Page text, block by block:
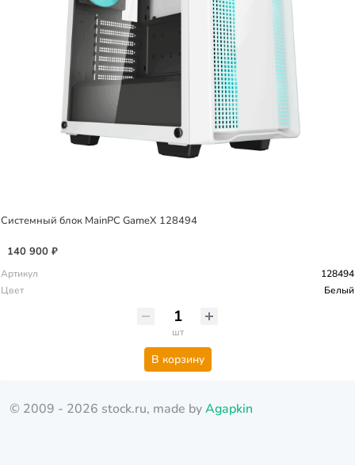
Системный блок MainPC GameX 128494
140 900 ₽
Артикул
128494
Цвет
Белый
шт
В корзину
© 2009 - 2026 stock.ru, made byAgapkin